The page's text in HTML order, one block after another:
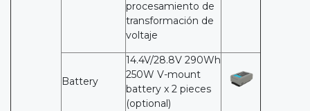
procesamiento de
transformación de
voltaje
Battery
14.4V/28.8V 290Wh
250W V-mount
battery x 2 pieces
(optional)